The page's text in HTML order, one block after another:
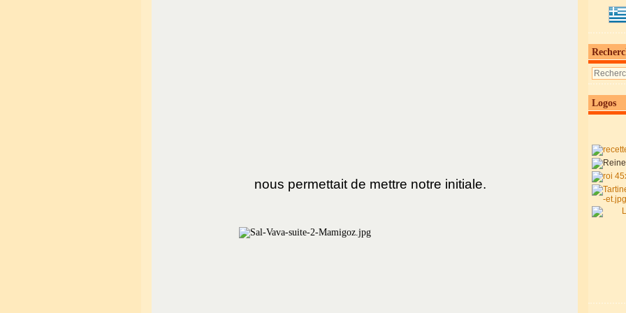
nous permettait de mettre notre initiale.
Logos